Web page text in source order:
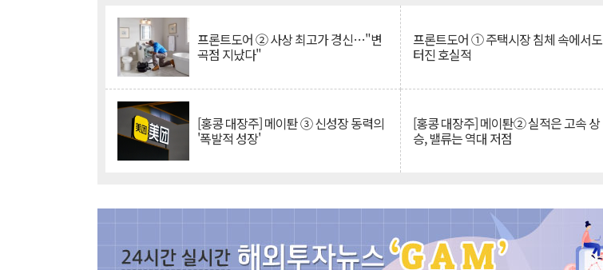
프론트도어 ② 사상 최고가 경신…"변
곡점 지났다"
프론트도어 ① 주택시장 침체 속에서도
터진 호실적
[홍콩 대장주] 메이퇀 ③ 신성장 동력의
'폭발적 성장'
[홍콩 대장주] 메이퇀② 실적은 고속 상
승, 밸류는 역대 저점